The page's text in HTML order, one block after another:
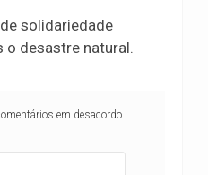
solidariedade
o desastre natural.
em desacordo